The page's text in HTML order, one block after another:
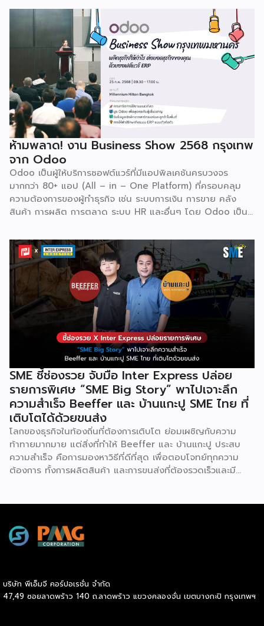
เบลเยี่ยมให้บริการใน 19 แห่งทั่วโลก รวมถึงสหรัฐอเมริกา ฮ่องกง
อินโดนีเซีย และดูไบ ปัจจุบัน Odoo ให้บริการผู้ใช้งานในไทย
มากกว่า 4 แสนราย และมีผู้ใช้งานมากกว่า 6 ล้านคนทั่วเอเชีย ปีนี้
Odoo กลับมาจัดงาน Business Roadshow 2568 ภายใต้
Concept พลิกธุรกิจให้กำไร ต่อยอดธุรกิจของคุณด้วย
ซอฟต์แวร์ ERP ที่มาปลดล็อกทุกธุรกิจในประเทศไทยผ่านการนำ
เทคโนโลยีใหม่สุดล้ำ ยกระดับองค์กรของคุณไปสู่ระบบดิจิทัล
พร้อมกับโอกาสที่จะได้เข้ามาเป็นพาร์ทเนอร์ระดับมืออาชีพร่วมกับ
Odoo […]
ห้ามพลาด! งาน Business Show 2568 กรุงเทพ
จาก Odoo
Odoo เป็นผู้ให้บริการซอฟต์แวร์ที่มีแอปพิลเคชันครบวงจร
มากกว่า 80+ แอป (All – in – One Platform) ที่ครอบคลุม
ความต้องการของผู้ทำธุรกิจ เช่น ระบบการเงิน การขาย คลัง
สินค้า การผลิต การตลาด ระบบ HR และอื่นๆ โดย Odoo เป็นผู้
เบลเยี่ยมให้บริการใน 19 แห่งทั่วโลก รวมถึงสหรัฐอเมริกา ฮ่องกง
อินโดนีเซีย และดูไบ ปัจจุบัน Odoo ให้บริการผู้ใช้งานในไทย
มากกว่า 4 แสนราย และมีผู้ใช้งานมากกว่า 6 ล้านคนทั่วเอเชีย ปีนี้
Odoo กลับมาจัดงาน Business Roadshow 2568 ภายใต้
Concept พลิกธุรกิจให้กำไร ต่อยอดธุรกิจของคุณด้วย
ซอฟต์แวร์ ERP ที่มาปลดล็อกทุกธุรกิจในประเทศไทยผ่านการนำ
เทคโนโลยีใหม่สุดล้ำ ยกระดับองค์กรของคุณไปสู่ระบบดิจิทัล
พร้อมกับโอกาสที่จะได้เข้ามาเป็นพาร์ทเนอร์ระดับมืออาชีพร่วมกับ
SME ชี้ช่องรวย จับมือ Inter Express ปล่อย
รายการพิเศษ “SME Big Story” พาไปเจาะลึก
ความสำเร็จ Beeffer และ บ้านแกะปู SME ไทย ที่
เติบโตได้ด้วยขนส่ง
โลกของธุรกิจในท้องถิ่นที่ต้องการเติบโต ย่อมเผชิญกับความ
ท้าทายมากมาย แต่สิ่งที่ทำให้ Beeffer และ บ้านแกะปู ประสบ
ความสำเร็จ คือการมองหาวิธีที่ดีที่สุด เพื่อตอบโจทย์ทุกความ
ต้องการ ทั้งการผลิตสินค้า และการขนส่งที่ต้องรวดเร็วและมี
วัวในจังหวัดระยอง และขยายสู่การเป็นแบรนด์ที่ได้รับความนิยม
ทั่วประเทศ ความสำเร็จของ Beeffer ไม่ได้เกิดขึ้นจากแค่การมี
จังหวัด บ้านแกะปู : ร้านอาหารทะเลในอ่างศิลา กับความสำเร็จ
ที่มาจากความใส่ใจในคุณภาพสินค้า ตอบโจทย์ painpoint ของ
บริษัท พีเอ็มจี คอร์ปอเรชั่น จำกัด
47,49 ซอยลาดพร้าว 140 ถ.ลาดพร้าว แขวงคลองจั่น เขตบางกะปิ กรุงเทพฯ